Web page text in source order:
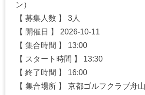
ン）
【 募集人数 】 3人
【 開催日 】 2026-10-11
【 集合時間 】 13:00
【 スタート時間 】 13:30
【 終了時間 】 16:00
【 集合場所 】 京都ゴルフクラブ舟